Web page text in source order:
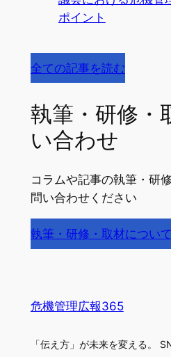
ポイント
全ての記事を読む
執筆・研修・
い合わせ
コラムや記事の執筆・研
問い合わせください
執筆・研修・取材につい
危機管理広報365
「伝え方」が未来を変える。